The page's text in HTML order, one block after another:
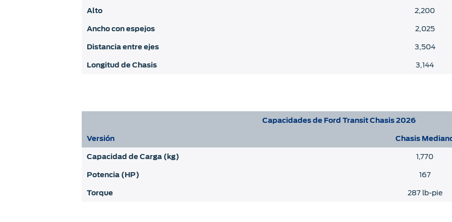
Alto 2,200
Ancho con espejos 2,025
Distancia entre ejes 3,504
Longitud de Chasis 3,144
Capacidades de Ford Transit Chasis 2026
Versión Chasis
Capacidad de Carga (kg) 1,770
Potencia (HP) 167
Torque 287 lb-pie